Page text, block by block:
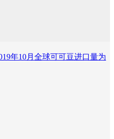
年10月全球可可豆进口量为